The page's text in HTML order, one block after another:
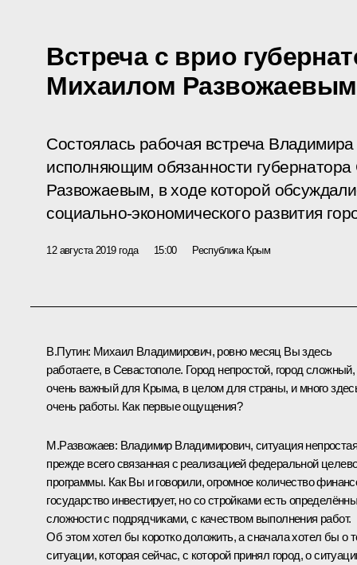
Встреча с врио
Михаилом Развожаевым
Состоялась рабочая встреча
исполняющим обязанности
Развожаевым, в ходе которой
социально‑экономического развития
12 августа 2019 года 15:00 Республика Крым
В.Путин: Михаил Владимирович, ровно месяц Вы здесь
работаете, в Севастополе. Город непростой, город сложный,
очень важный для Крыма, в целом для страны, и много
очень работы. Как первые ощущения?
М.Развожаев: Владимир Владимирович, ситуация
прежде всего связанная с реализацией федеральной
программы. Как Вы и говорили, огромное количество
государство инвестирует, но со стройками есть
сложности с подрядчиками, с качеством выполнения работ.
Об этом хотел бы коротко доложить, а сначала хотел бы о
ситуации, которая сейчас, с которой принял город, о